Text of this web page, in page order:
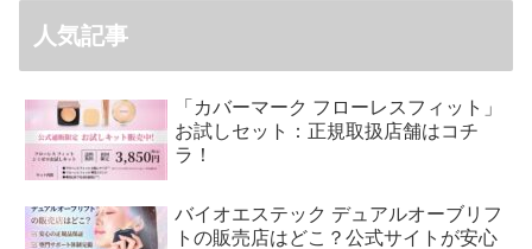
人気記事
「カバーマーク フローレスフィット」
お試しセット：正規取扱店舗はコチ
ラ！
バイオエステック デュアルオーブリフ
トの販売店はどこ？公式サイトが安心